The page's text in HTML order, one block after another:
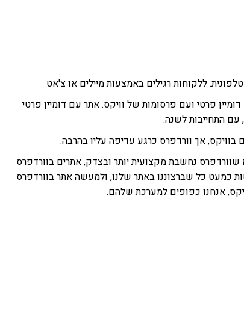
ללקוחות רגילים באמצעות מיילים או צ'אט
פרטי ועם פרסומות של וויקס. אתר עם דומיין פרטי
בוויקס, אך וורדפרס כרגע עדיפה עליו בהרבה.
שוורדפרס נחשבת מקצועית יותר ובצדק, אתרים בוורדפרס
כמעט כל שברצוננו באתר שלנו, ולמעשה אתר בוורדפרס
אנחנו כפופים למערכת שלהם.